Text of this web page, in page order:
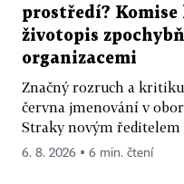
prostředí?
životopis
organizacemi
Značný rozruch a
června jmenování v
Straky novým ředitelem
6. 8. 2026 ▪ 6 min. čtení